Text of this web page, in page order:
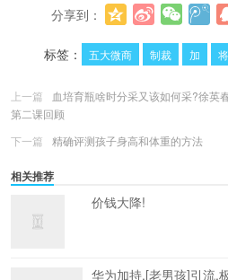
分享到：
标签：
五大微商 制裁 加
上一篇
血培育瓶啥时分采又该如何采?徐英
第二课回顾
下一篇
精确评测孩子身高和体重的方法
相关推荐
价钱大降!
华为加持,[老男孩]引流,